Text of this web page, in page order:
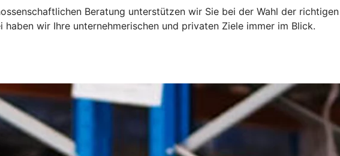
Beratung unterstützen wir Sie bei der Wahl der richtigen
wir Ihre unternehmerischen und privaten Ziele immer im Blick.